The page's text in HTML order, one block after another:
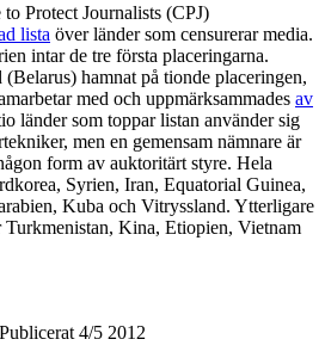
Protect Journalists (CPJ)
lista över länder som censurerar media.
intar de tre första placeringarna.
hamnat på tionde placeringen,
med och uppmärksammades av
länder som toppar listan använder sig
men en gemensam nämnare är
form av auktoritärt styre. Hela
Syrien, Iran, Equatorial Guinea,
Kuba och Vitryssland. Ytterligare
Turkmenistan, Kina, Etiopien, Vietnam
4/5 2012